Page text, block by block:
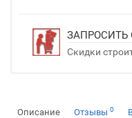
Скидки
Описание Отзывы 0